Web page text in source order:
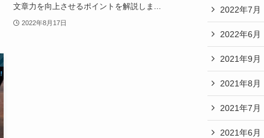
文章力を向上させるポイントを解説しま...
2022年8月17日
2022年7月
2022年6月
2021年9月
2021年8月
2021年7月
2021年6月